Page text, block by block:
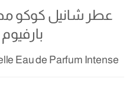
عطر شانيل كوكو
Eau de Parfum Intense